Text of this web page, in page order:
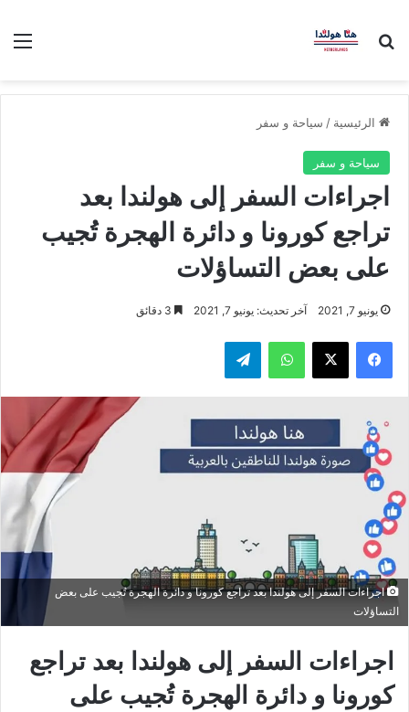
بحث عن
الرئيسية / سياحة و سفر
سياحة و سفر
اجراءات السفر إلى هولندا بعد
تراجع كورونا و دائرة الهجرة تُجيب
على بعض التساؤلات
يونيو 7, 2021 آخر تحديث: يونيو 7, 2021
فيسبوك ‫X واتساب تيلقرام
اجراءات السفر إلى هولندا بعد تراجع كورونا و دائرة الهجرة تُجيب على بعض
التساؤلات
اجراءات السفر إلى هولندا بعد تراجع
كورونا و دائرة الهجرة تُجيب على